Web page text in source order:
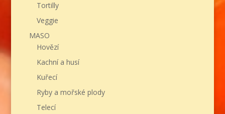
Tortilly
Veggie
MASO
Hovězí
Kachní a husí
Kuřecí
Ryby a mořské plody
Telecí